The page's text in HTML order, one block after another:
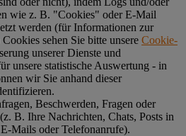
wie z. B. "Cookies" oder E-Mail
werden (für Informationen zur
sehen Sie bitte unsere Cookie-
unserer Dienste und
unsere statistische Auswertung - in
wir Sie anhand dieser
Beschwerden, Fragen oder
B. Ihre Nachrichten, Chats, Posts in
Mails oder Telefonanrufe).